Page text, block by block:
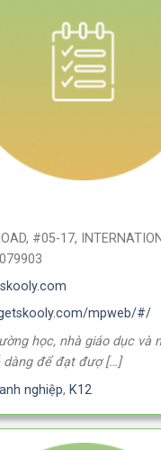
#05-17,
mpweb/#/
học, nhà giáo dục và
dàng để đạt đượ […]
nghiệp, K12